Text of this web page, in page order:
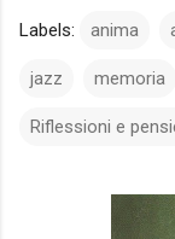
Labels: anima
jazz memoria
Riflessioni e